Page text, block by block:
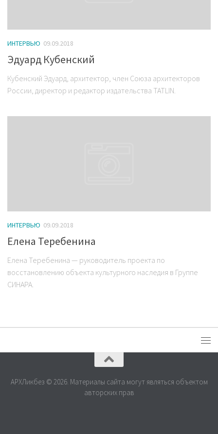
ИНТЕРВЬЮ 09.09.2018
Эдуард Кубенский
Кубенский Эдуард, архитектор, член Союза архитекторов
России, директор и редактор издательства TATLIN.
ИНТЕРВЬЮ 09.09.2018
Елена Теребенина
Елена Теребенина — руководитель проекта по
восстановлению объекта культурного наследия в Группе
СИНАРА.
АРХЛикбез © 2026. Материалы сайта могут являться объектом
авторских прав